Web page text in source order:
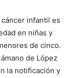
infantil es
en niñas y
de cinco.
de López
la notificación y